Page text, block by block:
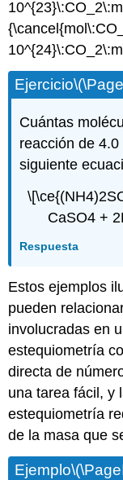
Cuántas
reacción de
siguiente
CaSO4 +
Respuesta
Estos ejemplos
pueden
involucradas en
estequiometría
directa de
una tarea fácil, y
estequiometría
de la masa que